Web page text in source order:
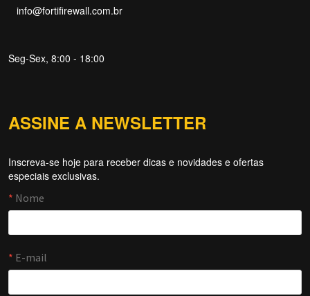
info@fortifirewall.com.br
Seg-Sex, 8:00 - 18:00
ASSINE A NEWSLETTER
Inscreva-se hoje para receber dicas e novidades e ofertas
especiais exclusivas.
Forti Firewall